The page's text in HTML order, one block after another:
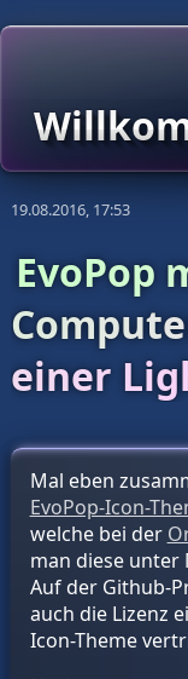
19.08.2016, 17:53
EvoPop
einer
Mal eben
EvoPop-Icon-
welche bei der
man diese unter
Auf der Github-
auch die Lizenz
Icon-Theme